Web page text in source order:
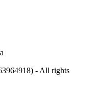
- All rights